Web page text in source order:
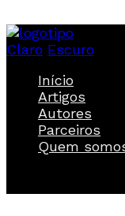
Claro Escuro
Início
Artigos
Autores
Parceiros
Quem